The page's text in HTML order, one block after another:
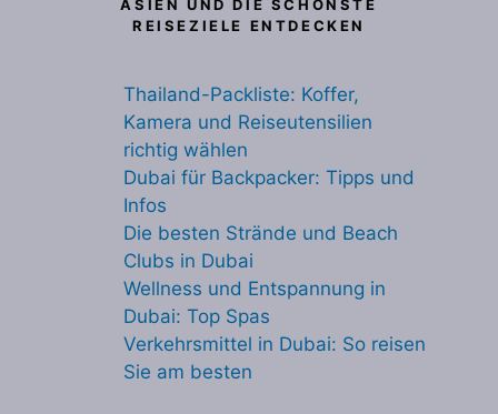
ASIEN UND DIE SCHÖNSTE
REISEZIELE ENTDECKEN
Thailand-Packliste: Koffer,
Kamera und Reiseutensilien
richtig wählen
Dubai für Backpacker: Tipps und
Infos
Die besten Strände und Beach
Clubs in Dubai
Wellness und Entspannung in
Dubai: Top Spas
Verkehrsmittel in Dubai: So reisen
Sie am besten